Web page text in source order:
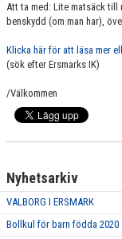
RUTINER/POLICY
ORGANISATION
EKONOMI
UTBILDNING
Att ta med: Lite matsäck
benskydd (om man har),
Klicka här för att läsa mer
(sök efter Ersmarks IK)
/Välkommen
Nyhetsarkiv
VALBORG I ERSMARK
Bollkul för barn födda 2020